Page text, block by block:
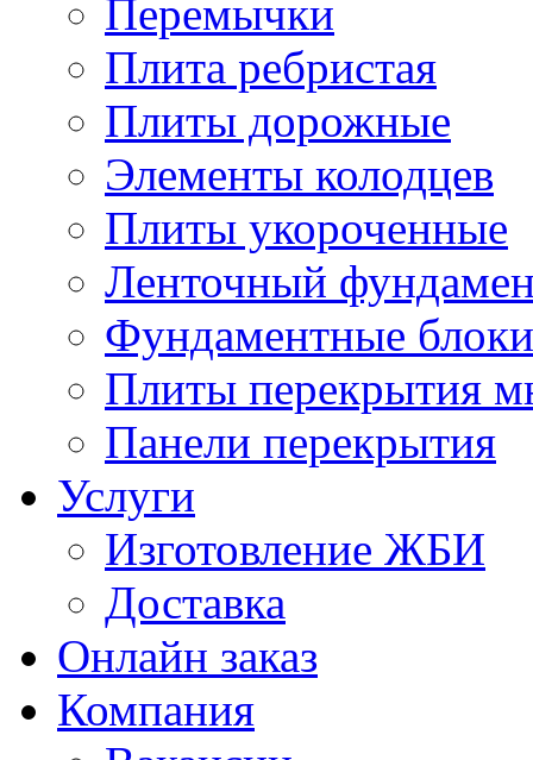
Перемычки
Плита ребристая
Плиты дорожные
Элементы колодцев
Плиты укороченные
Ленточный
Фундаментные блоки
Плиты перекрытия
Панели перекрытия
Услуги
Изготовление ЖБИ
Доставка
Онлайн заказ
Компания